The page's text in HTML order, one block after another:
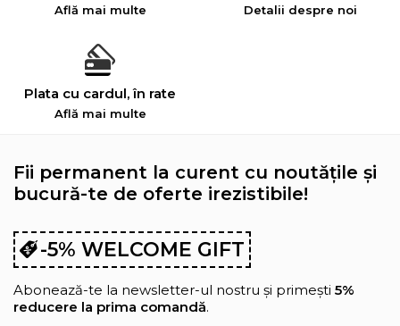
Află mai multe Detalii despre noi
Plata cu cardul, în rate
Află mai multe
Fii permanent la curent cu noutățile și
bucură-te de oferte irezistibile!
-5% WELCOME GIFT
Abonează-te la newsletter-ul nostru și primești 5%
reducere la prima comandă.